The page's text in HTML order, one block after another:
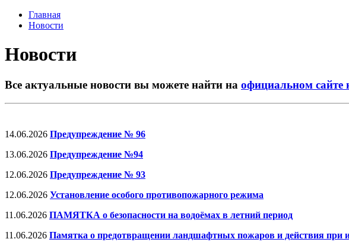
Главная
Новости
Новости
Все актуальные новости вы можете найти на официальном
14.06.2026 Предупреждение № 96
13.06.2026 Предупреждение №94
12.06.2026 Предупреждение № 93
12.06.2026 Установление особого противопожарного режима
11.06.2026 ПАМЯТКА о безопасности на водоёмах в летний период
11.06.2026 Памятка о предотвращении ландшафтных пожаров и действия при